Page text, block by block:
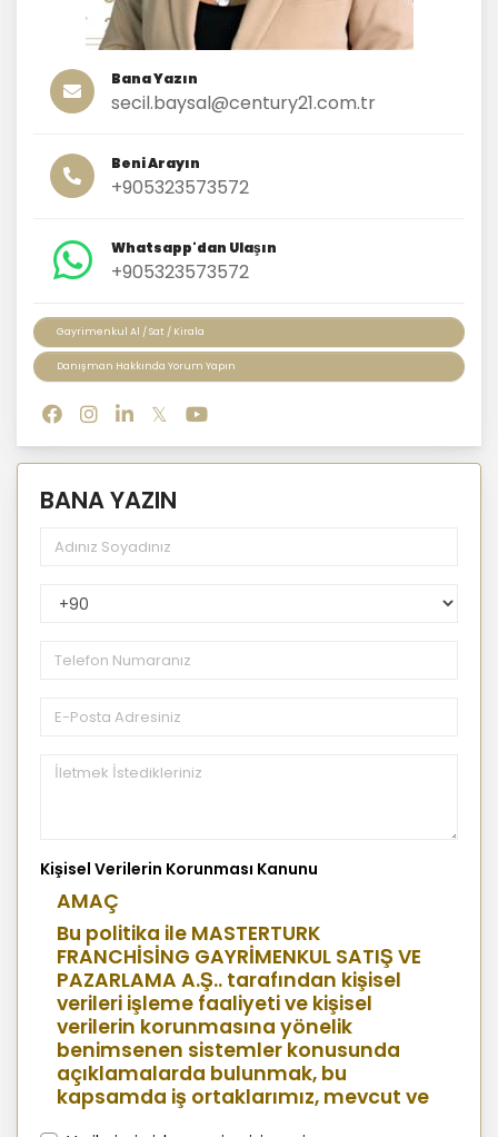
Bana Yazın
secil.baysal@century21.com.tr
Beni Arayın
+905323573572
Whatsapp'dan Ulaşın
+905323573572
Gayrimenkul Al / Sat / Kirala
Danışman Hakkında Yorum Yapın
BANA YAZIN
PhoneNumberCountryPhoneCode
Kişisel Verilerin Korunması Kanunu
AMAÇ
Bu politika ile MASTERTURK
FRANCHİSİNG GAYRİMENKUL SATIŞ VE
PAZARLAMA A.Ş.. tarafından kişisel
verileri işleme faaliyeti ve kişisel
verilerin korunmasına yönelik
benimsenen sistemler konusunda
açıklamalarda bulunmak, bu
kapsamda iş ortaklarımız, mevcut ve